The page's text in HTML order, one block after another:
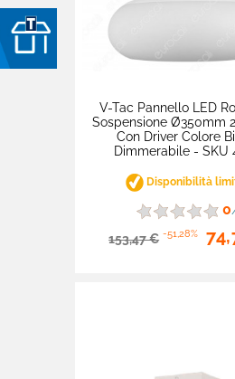

V-Tac Pannello LED
Sospensione Ø350mm
Con Driver Colore
Dimmerabile - SKU
Disponibilità
0
153,47 € -51,28%